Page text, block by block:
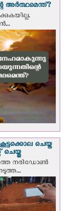
അർത്ഥമെന്ത്?
ചെയ്ത
നരിഡോൺ